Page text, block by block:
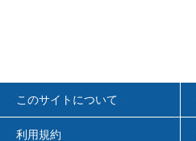
このサイトについて
利用規約